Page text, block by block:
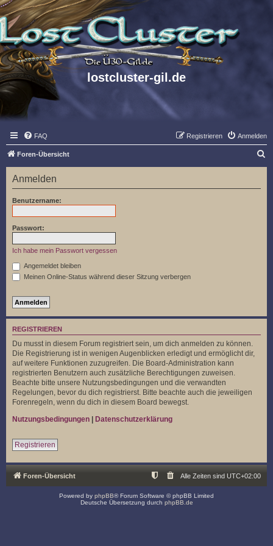
lostcluster-gil.de
FAQ Anmelden
Registrieren
Foren-Übersicht
u
Anmelden
Benutzername:
Passwort:
Ich habe mein Passwort vergessen
Angemeldet bleiben
Meinen Online-Status während dieser Sitzung verbergen
REGISTRIEREN
Du musst in diesem Forum registriert sein, um dich anmelden zu können.
Die Registrierung ist in wenigen Augenblicken erledigt und ermöglicht dir,
auf weitere Funktionen zuzugreifen. Die Board-Administration kann
registrierten Benutzern auch zusätzliche Berechtigungen zuweisen.
Beachte bitte unsere Nutzungsbedingungen und die verwandten
Regelungen, bevor du dich registrierst. Bitte beachte auch die jeweiligen
Forenregeln, wenn du dich in diesem Board bewegst.
Nutzungsbedingungen | Datenschutzerklärung
Registrieren
Foren-Übersicht Alle Zeiten sind UTC+02:00
Powered by phpBB® Forum Software © phpBB Limited
Deutsche Übersetzung durch phpBB.de